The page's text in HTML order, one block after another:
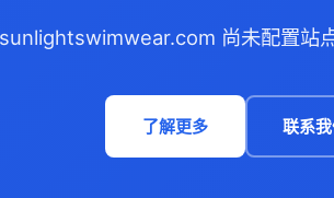
尚未配置站
了解更多 联系